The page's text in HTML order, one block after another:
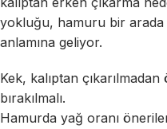
yokluğu, hamuru bir
anlamına geliyor.
Kek, kalıptan
bırakılmalı.
Hamurda yağ oranı